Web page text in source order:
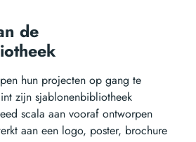
de
hun projecten op gang te
zijn sjablonenbibliotheek
scala aan vooraf ontworpen
aan een logo, poster, brochure